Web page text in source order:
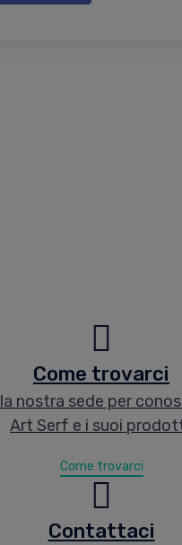
Come trovarci
nostra sede per
Art Serf e i suoi
Come trovarci
Contattaci